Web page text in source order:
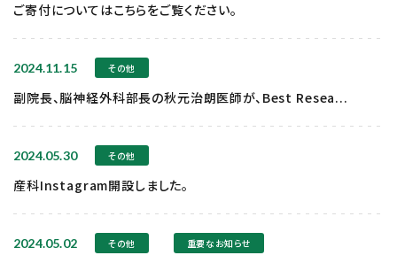
ご寄付についてはこちらをご覧ください。
2024.11.15 その他
副院長、脳神経外科部長の秋元治朗医師が、Best Resea...
2024.05.30 その他
産科Instagram開設しました。
2024.05.02 その他 重要なお知らせ